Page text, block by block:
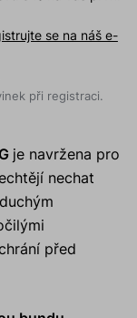
se na náš e-
při registraci.
je navržena pro
nechat
před